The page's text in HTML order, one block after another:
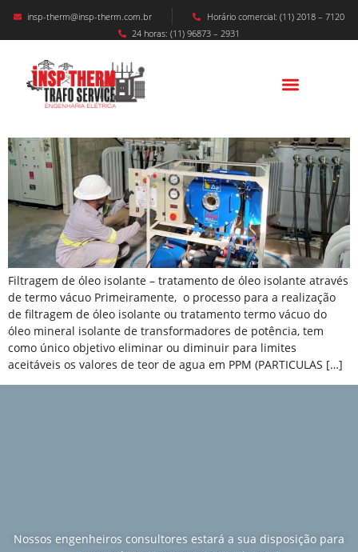
insp-therm@insp-therm.com.br
Horário comercial: (11) 2018 – 7120
24 horas: (11) 96873 – 2931
Filtragem De Óleo Isolante – Tratamento
Termo Vácuo
Filtragem de óleo isolante – tratamento de óleo isolante através
de termo vácuo Primeiramente, o processo para a realização
de filtragem de óleo isolante ou tratamento termo vácuo do
óleo mineral isolante de transformadores de potência, tem
como único objetivo eliminar ou diminuir para limites
aceitáveis os valores de teor de agua em PPM (PARTICULAS […]
Nossos engenheiros consultores estará a sua disposição para